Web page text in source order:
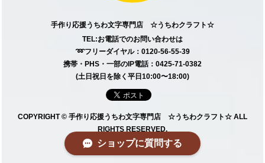
手作り応援うちわ文字専門店 ☆うちわクラフト☆
TEL:お電話でのお問い合わせは
➿フリーダイヤル：0120-56-55-39
携帯・PHS・一部のIP電話：0425-71-0382
(土日祝日を除く平日10:00〜18:00)
COPYRIGHT © 手作り応援うちわ文字専門店 ☆うちわクラフト☆ ALL
RIGHTS RESERVED.
ショップに質問する